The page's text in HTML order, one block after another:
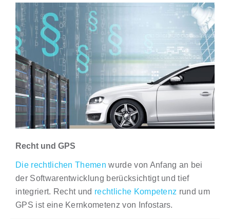
Recht und GPS
Die rechtlichen Themen wurde von Anfang an bei
der Softwarentwicklung berücksichtigt und tief
integriert. Recht und rechtliche Kompetenz rund um
GPS ist eine Kernkometenz von Infostars.